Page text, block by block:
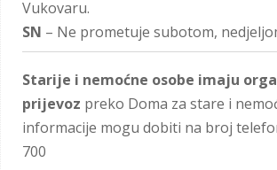
Vukovaru.
SN – Ne prometuje subotom,
Starije i nemoćne osobe imaju
prijevoz preko Doma za stare i
informacije mogu dobiti na broj
700